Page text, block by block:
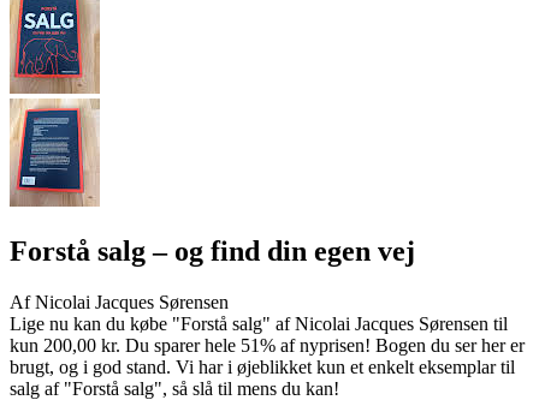
Forstå salg– og find din egen vej
AfNicolai Jacques Sørensen
Lige nu kan du købe "Forstå salg" af Nicolai Jacques Sørensen til
kun 200,00 kr. Du sparer hele 51% af nyprisen! Bogen du ser her er
brugt, og i god stand. Vi har i øjeblikket kun et enkelt eksemplar til
salg af "Forstå salg", så slå til mens du kan!